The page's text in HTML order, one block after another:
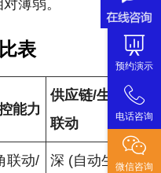
预约演示
电话咨询
微信咨询
薄弱。
表
能力
供应链/生产
联动
联动/
深 (自动生成